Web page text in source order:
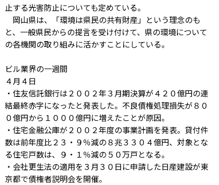
止する光害防止についても定めている。
岡山県は、「環境は県民の共有財産」という理念のも
と、一般県民からの提言を受け付けて、県の環境について
の各機関の取り組みに活かすことにしている。
ビル業界の一週間
４月４日
・住友信託銀行は２００２年３月期決算が４２０億円の連
結最終赤字になったと発表した。不良債権処理損失が８０
０億円から１０００億円に増えたことが原因。
・住宅金融公庫が２００２年度の事業計画を発表。貸付件
数は前年度比２３・９％減の８兆３３０４億円、対象とな
る住宅戸数は、９・１％減の５０万戸となる。
・会社更生法の適用を３月３０日に申請した日産建設が東
京都で債権者説明会を開催。